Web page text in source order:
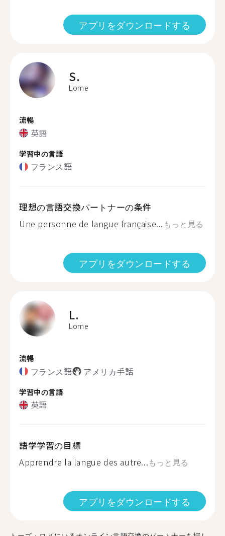
アプリをダウンロードする
S.
Lome
流暢
英語
学習中の言語
フランス語
理想の言語交換パートナーの条件
Une personne de langue française... もっと見る
アプリをダウンロードする
L.
Lome
流暢
フランス語 アメリカ手話
学習中の言語
英語
語学学習の目標
Apprendre la langue des autre...もっと見る
アプリをダウンロードする